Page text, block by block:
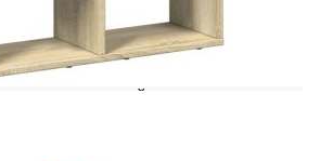
съхранение, идеално за
пространството със стил!
материал: Инженерната
и стабилен материал с
която е устойчива на влага,